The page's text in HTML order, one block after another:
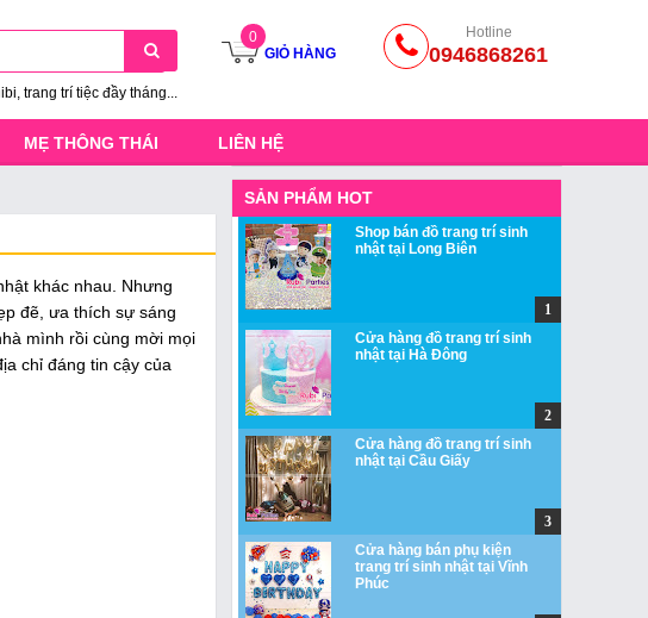
trang trí tiệc đầy tháng...
0
GIỎ HÀNG
Hotline
0946868261
MẸ THÔNG THÁI LIÊN HỆ
khác nhau. Nhưng
đẽ, ưa thích sự sáng
mình rồi cùng mời mọi
chỉ đáng tin cậy của
SẢN PHẨM HOT
Shop bán đồ trang trí sinh
nhật tại Long Biên
Cửa hàng đồ trang trí sinh
nhật tại Hà Đông
Cửa hàng đồ trang trí sinh
nhật tại Cầu Giấy
Cửa hàng bán phụ kiện
trang trí sinh nhật tại Vĩnh
Phúc